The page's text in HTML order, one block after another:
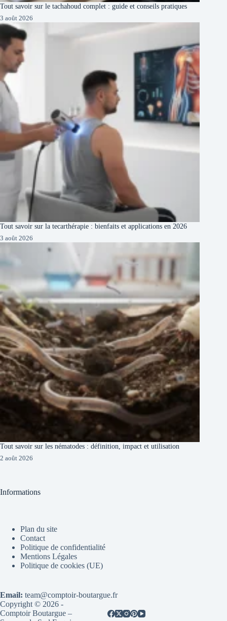
Tout savoir sur le tachahoud complet : guide et conseils pratiques
3 août 2026
Tout savoir sur la tecarthérapie : bienfaits et applications en 2026
3 août 2026
Tout savoir sur les nématodes : définition, impact et utilisation
2 août 2026
Informations
Plan du site
Contact
Politique de confidentialité
Mentions Légales
Politique de cookies (UE)
Email: team@comptoir-boutargue.fr
Copyright © 2026 -
Comptoir Boutargue –